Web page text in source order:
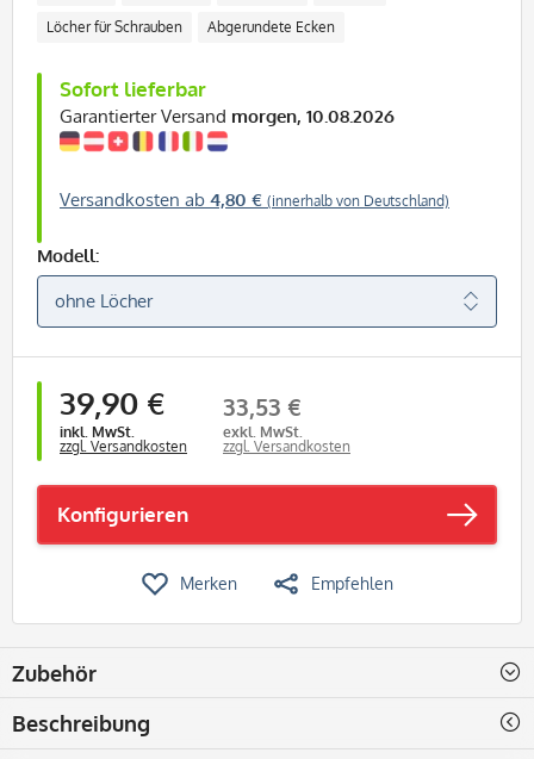
Löcher für Schrauben Abgerundete Ecken
Sofort lieferbar
Garantierter Versand morgen, 10.08.2026
Versandkosten ab 4,80 € (innerhalb von Deutschland)
Modell:
39,90 €
inkl. MwSt.
zzgl. Versandkosten
33,53 €
exkl. MwSt.
zzgl. Versandkosten
Konfigurieren
Merken Empfehlen
Zubehör
Beschreibung